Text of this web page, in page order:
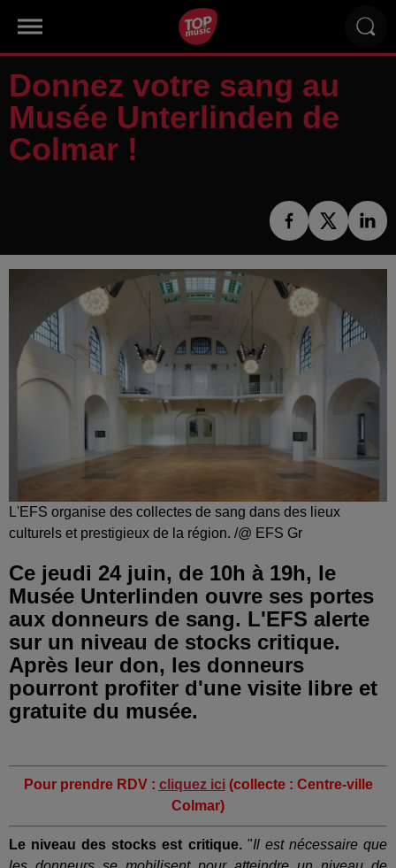
Donnez votre sang au
Musée Unterlinden de
Colmar !
L'EFS organise des collectes de sang dans des lieux
culturels et prestigieux de la région. /@ EFS Gr
Ce jeudi 24 juin, de 10h à 19h, le
Musée Unterlinden ouvre ses portes
aux donneurs de sang. L'EFS alerte
sur un niveau de stocks critique.
Après leur don, les donneurs
pourront profiter d'une visite libre et
gratuite du musée.
Pour prendre RDV : cliquez ici(collecte : Centre-ville
Colmar)
Le niveau des stocks est critique."Il est nécessaire que